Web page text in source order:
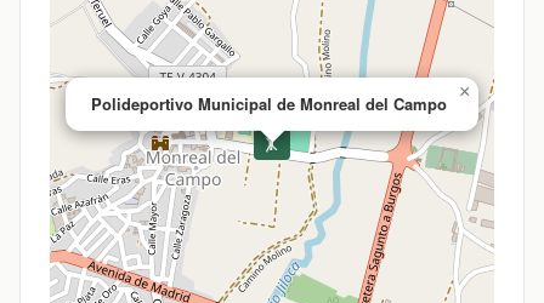
🤸
Polideportivo Municipal de Monreal del Campo
×